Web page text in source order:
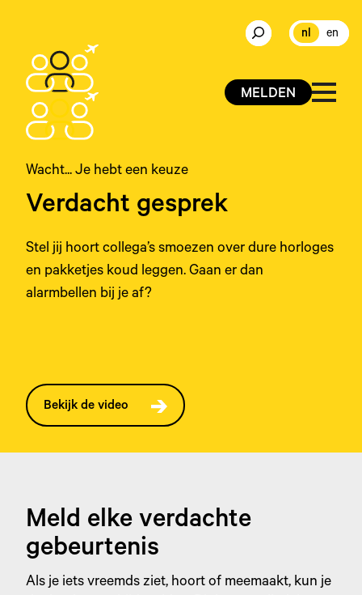
nl en
MELDEN
Wacht... Je hebt een keuze
Verdacht gesprek
Stel jij hoort collega’s smoezen over dure horloges
en pakketjes koud leggen. Gaan er dan
alarmbellen bij je af?
Bekijk de video
Meld elke verdachte
gebeurtenis
Als je iets vreemds ziet, hoort of meemaakt, kun je